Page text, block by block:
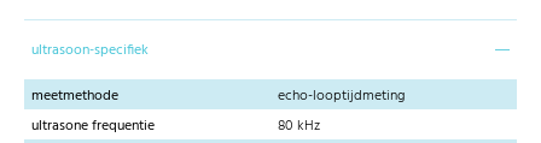
ultrasoon-specifiek
meetmethode
echo-looptijdmeting
ultrasone frequentie
80 kHz